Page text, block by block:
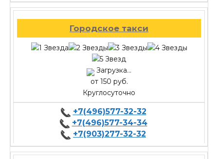
Городское такси
Загрузка...
от 150 руб.
Круглосуточно
+7(496)577-32-32
+7(496)577-34-34
+7(903)277-32-32